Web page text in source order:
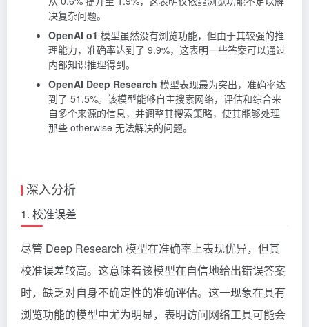
决复杂问题。
OpenAI o1 模型虽然没有浏览功能，但由于其较强的推
理能力，准确率达到了 9.9%，这表明一些答案可以通过
内部知识推理得到。
OpenAI Deep Research 模型表现最为突出，准确率达
到了 51.5%。该模型能够自主搜索网络，评估和综合来
自多个来源的信息，并调整其搜索策略，使其能够处理
那些 otherwise 无法解决的问题。
深入分析
1. 校准误差
尽管 Deep Research 模型在准确率上表现优异，但其
校准误差较高。这意味着该模型在自信地给出错误答案
时，缺乏对自身不确定性的准确评估。这一现象在具有
浏览功能的模型中尤为明显，表明访问网络工具可能会